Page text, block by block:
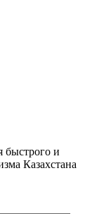
быстрого и
Казахстана